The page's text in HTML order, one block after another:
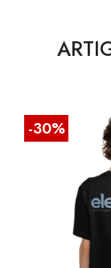
-30%